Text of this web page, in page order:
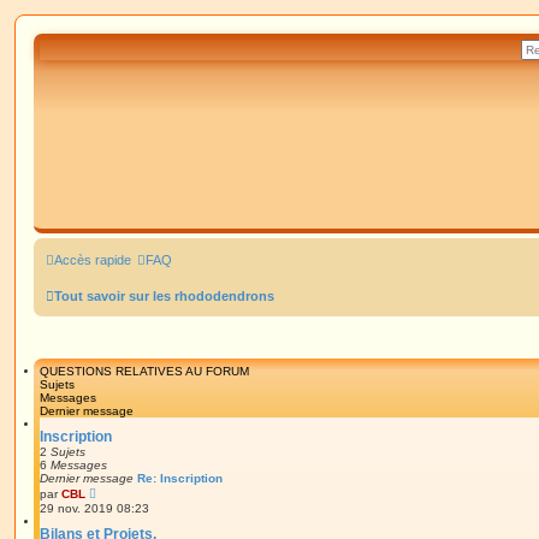
Accès rapide FAQ
Tout savoir sur les rhododendrons
QUESTIONS RELATIVES AU FORUM
Sujets
Messages
Dernier message
Inscription
2 Sujets
6 Messages
Dernier message Re: Inscription
parCBL
o
i
r
29 nov. 2019 08:23
Bilans et Projets.